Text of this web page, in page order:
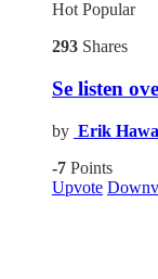
HotPopular
293 Shares
Se listen
by Erik
-7 Points
Upvote